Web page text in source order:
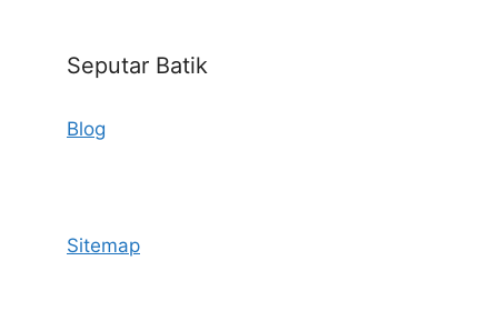
Seputar Batik
Blog
Sitemap